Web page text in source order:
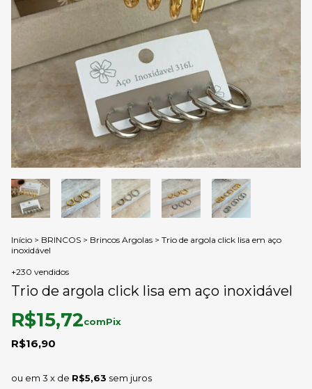
Início > BRINCOS > Brincos Argolas > Trio de argola click lisa em aço
inoxidável
+230 vendidos
Trio de argola click lisa em aço inoxidável
R$16,90
R$15,72comPix
3 x de R$5,63 sem juros